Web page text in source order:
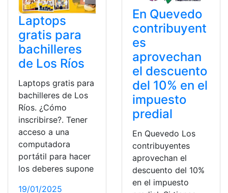
Laptops
gratis para
bachilleres
de Los Ríos
Laptops gratis para
bachilleres de Los
Ríos. ¿Cómo
inscribirse?. Tener
acceso a una
computadora
portátil para hacer
los deberes supone
19/01/2025
En Quevedo
contribuyent
es
aprovechan
el descuento
del 10% en el
impuesto
predial
En Quevedo Los
contribuyentes
aprovechan el
descuento del 10%
en el impuesto